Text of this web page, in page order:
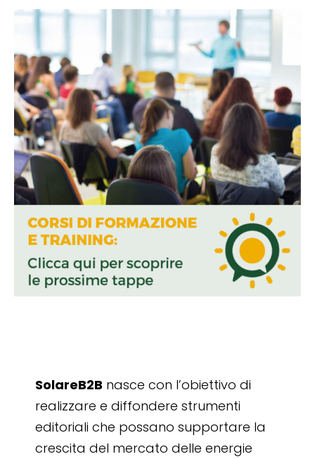
SolareB2B nasce con l’obiettivo di
realizzare e diffondere strumenti
editoriali che possano supportare la
crescita del mercato delle energie